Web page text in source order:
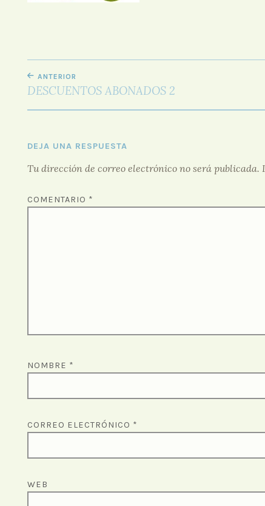
NAVEGACIÓN
DE
ENTRADAS
ANTERIOR
DESCUENTOS ABONADOS 2
DEJA UNA RESPUESTA
Tu dirección de correo electrónico no será publicada.
COMENTARIO *
NOMBRE *
CORREO ELECTRÓNICO *
WEB